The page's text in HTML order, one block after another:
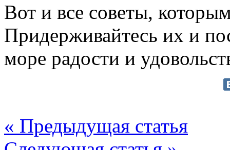
Вот и все советы,
Придерживайтесь их и
море радости и
« Предыдущая статья